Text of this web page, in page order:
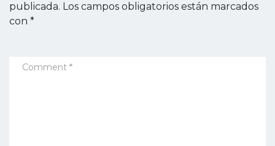
publicada. Los campos obligatorios están marcados
con *